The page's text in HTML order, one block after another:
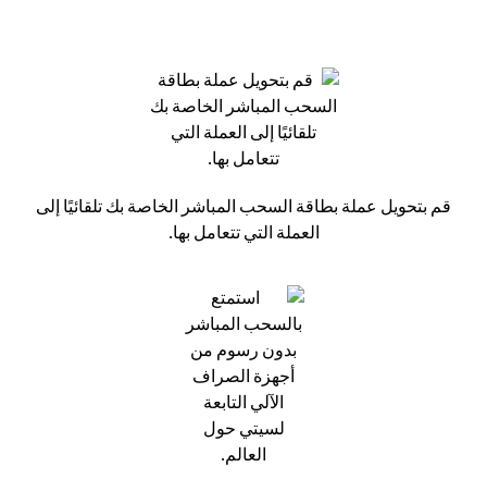
قم بتحويل عملة بطاقة السحب المباشر الخاصة بك تلقائيًا إلى
العملة التي تتعامل بها.